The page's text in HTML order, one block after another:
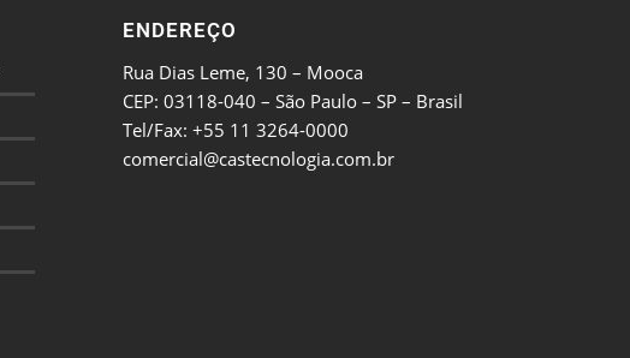
ENDEREÇO
Rua Dias Leme, 130 – Mooca
CEP: 03118-040 – São Paulo – SP – Brasil
Tel/Fax: +55 11 3264-0000
comercial@castecnologia.com.br